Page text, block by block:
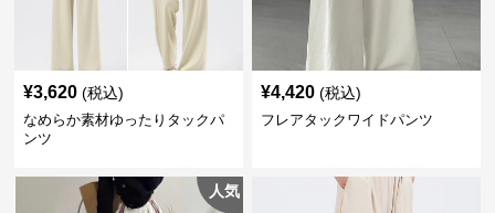
¥3,620 (税込)
なめらか素材ゆったりタックパ
ンツ
¥4,420 (税込)
フレアタックワイドパンツ
人気